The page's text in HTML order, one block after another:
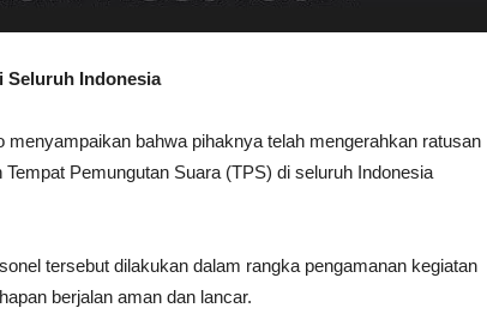
Seluruh Indonesia
bahwa pihaknya telah mengerahkan ratusan
Pemungutan Suara (TPS) di seluruh Indonesia
tersebut dilakukan dalam rangka pengamanan kegiatan
berjalan aman dan lancar.